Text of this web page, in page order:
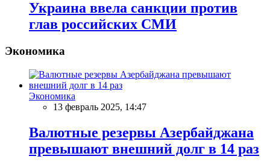
Украина ввела санкции против
глав российских СМИ
Экономика
Экономика
13 февраль 2025, 14:47
Валютные резервы Азербайджана
превышают внешний долг в 14 раз